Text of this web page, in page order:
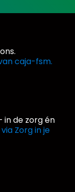
caja-fsm.
in de zorg én
Zorg in je